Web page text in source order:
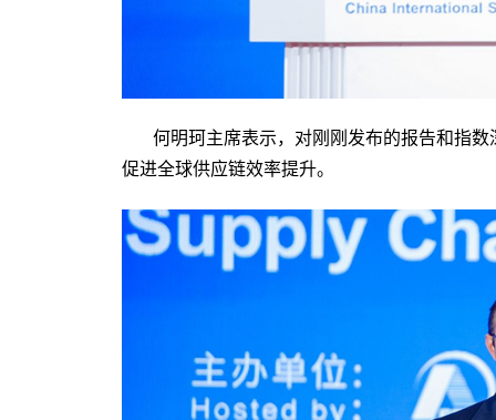
何明珂主席表示，对刚刚发布的报告和指
促进全球供应链效率提升。